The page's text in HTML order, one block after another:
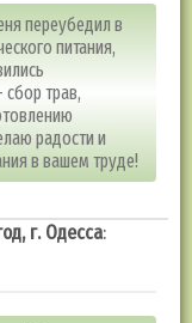
переубедил в
питания,
сбор трав,
радости и
в вашем труде!
г. Одесса: